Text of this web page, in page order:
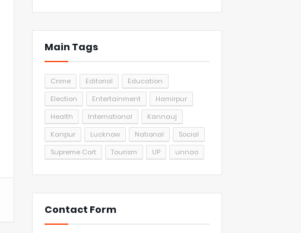
Main Tags
Crime Editorial
Education
Election
Entertainment
Hamirpur
Health
International
Kannauj
Kanpur
Lucknow National
Social
Supreme Cort
Tourism UP unnao
Contact Form